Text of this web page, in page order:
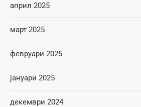
април 2025
март 2025
февруари 2025
јануари 2025
декември 2024